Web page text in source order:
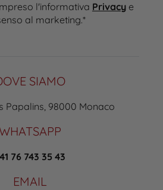
l'informativa Privacye
al marketing.*
SIAMO
Papalins, 98000 Monaco
76 743 35 43
EMAIL